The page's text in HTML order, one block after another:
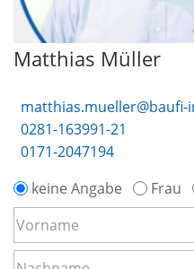
Matthias Müller
matthias.mueller@baufi-
0281-163991-21
0171-2047194
keine Angabe
Frau